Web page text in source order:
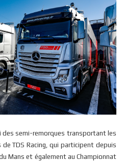
des semi-remorques transportant les
TDS Racing, qui participent depuis
Mans et également au Championnat